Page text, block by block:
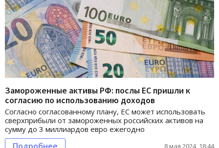
Замороженные активы РФ: послы ЕС пришли к
согласию по использованию доходов
Согласно согласованному плану, ЕС может использовать
сверхприбыли от замороженных российских активов на
сумму до 3 миллиардов евро ежегодно
8 мая 2024, 18:44